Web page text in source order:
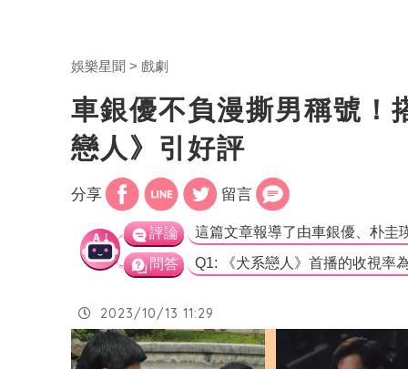
娛樂星聞 戲劇
車銀優不負漫撕男稱號
戀人》引好評
分享 留言
評論
問答
2023/10/13 11:29